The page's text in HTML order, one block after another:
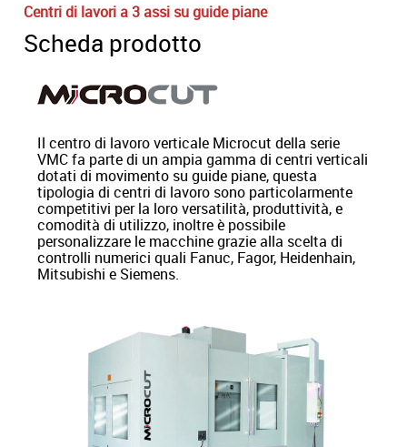
Centri di lavori a 3 assi su guide piane
Scheda prodotto
Il centro di lavoro verticale Microcut della serie
VMC fa parte di un ampia gamma di centri verticali
dotati di movimento su guide piane, questa
tipologia di centri di lavoro sono particolarmente
competitivi per la loro versatilità, produttività, e
comodità di utilizzo, inoltre è possibile
personalizzare le macchine grazie alla scelta di
controlli numerici quali Fanuc, Fagor, Heidenhain,
Mitsubishi e Siemens.